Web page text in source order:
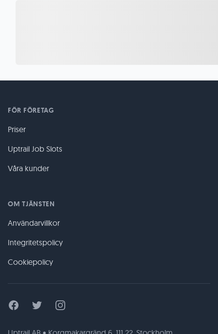
FÖR FÖRETAG
Priser
Uptrail Job Slots
Våra kunder
OM TJÄNSTEN
Användarvillkor
Integritetspolicy
Cookiepolicy
FacebookTwitter Instagram